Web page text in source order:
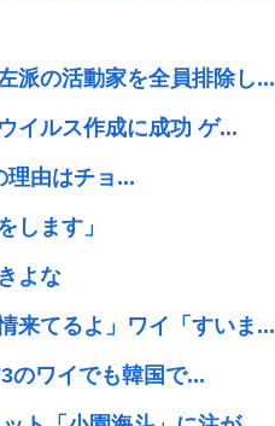
派の活動家を全員排除し...
イルス作成に成功 ゲ...
理由はチョ...
します」
よな
来てるよ」ワイ「すいま...
のワイでも韓国で...